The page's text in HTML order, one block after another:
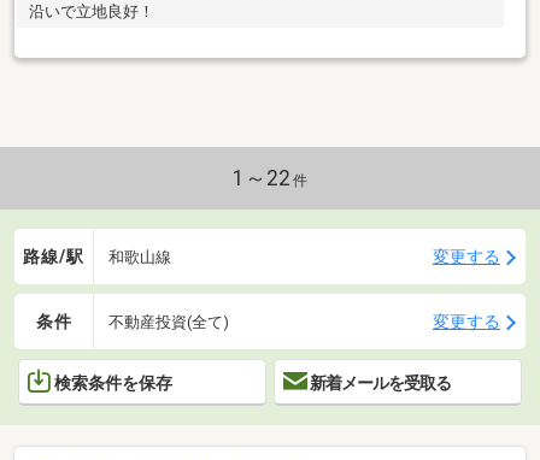
沿いで立地良好！
1～22 件
路線/駅 和歌山線 変更する
条件 不動産投資(全て) 変更する
検索条件を保存 新着メールを受取る